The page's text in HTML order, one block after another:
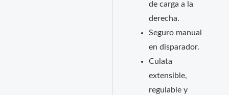
de carga a la
derecha.
Seguro manual
en disparador.
Culata
extensible,
regulable y